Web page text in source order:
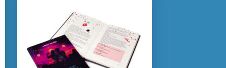
De game challengeis in één woord GEWELDIG! Wat een
tof boek, spannend vanaf het begin tot aan de laatste
letter.' - Hebban
9 – 12 jaar
Detective & thrillers
Emoties & gevoelens
Spanning
Vriendschap Annet Jacobs